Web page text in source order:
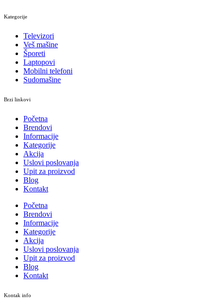
Kategorije
Televizori
Veš mašine
Šporeti
Laptopovi
Mobilni telefoni
Sudomašine
Brzi linkovi
Početna
Brendovi
Informacije
Kategorije
Akcija
Uslovi poslovanja
Upit za proizvod
Blog
Kontakt
Početna
Brendovi
Informacije
Kategorije
Akcija
Uslovi poslovanja
Upit za proizvod
Blog
Kontakt
Kontak info